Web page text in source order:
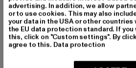
Art.Nr: 23066112-00220
Hersteller: Bestseller
hamburg@bestseller.com
advertising. In addition, we allow
or to use cookies. This may also
your data in the USA or other countries
the EU data protection standard. If you
this, click on "Custom settings". By
agree to this. Data protection